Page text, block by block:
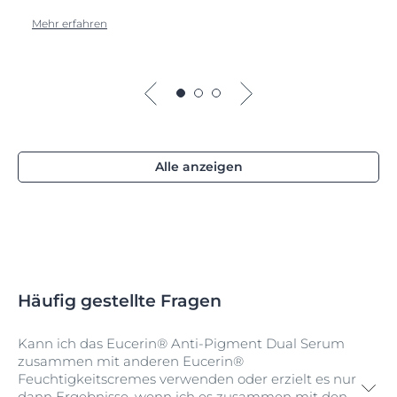
Mehr erfahren
Alle anzeigen
Häufig gestellte Fragen
Kann ich das Eucerin® Anti-Pigment Dual Serum
zusammen mit anderen Eucerin®
Feuchtigkeitscremes verwenden oder erzielt es nur